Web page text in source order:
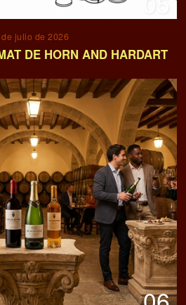
julio de 2026
DE HORN AND HARDART